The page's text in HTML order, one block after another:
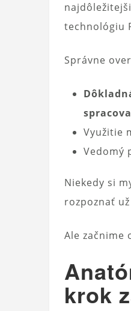
technológiu
Správne
Využitie
Vedomý
Niekedy si
rozpoznať
Ale začnime
krok